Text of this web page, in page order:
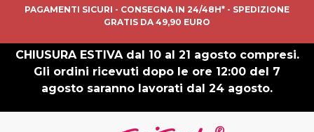
PAGAMENTI SICURI - CONSEGNA IN 24/48H* - SPEDIZIONE
GRATIS DA 49,90 EURO
CHIUSURA ESTIVA dal 10 al 21 agosto compresi.
Gli ordini ricevuti dopo le ore 12:00 del 7
agosto saranno lavorati dal 24 agosto.